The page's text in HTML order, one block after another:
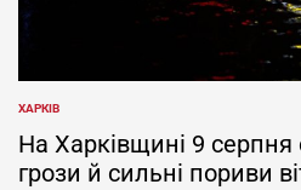
ОПУБЛІКУВАТИ
У
ХАРКІВ
На Харківщині 9 серпня
грози й сильні пориви